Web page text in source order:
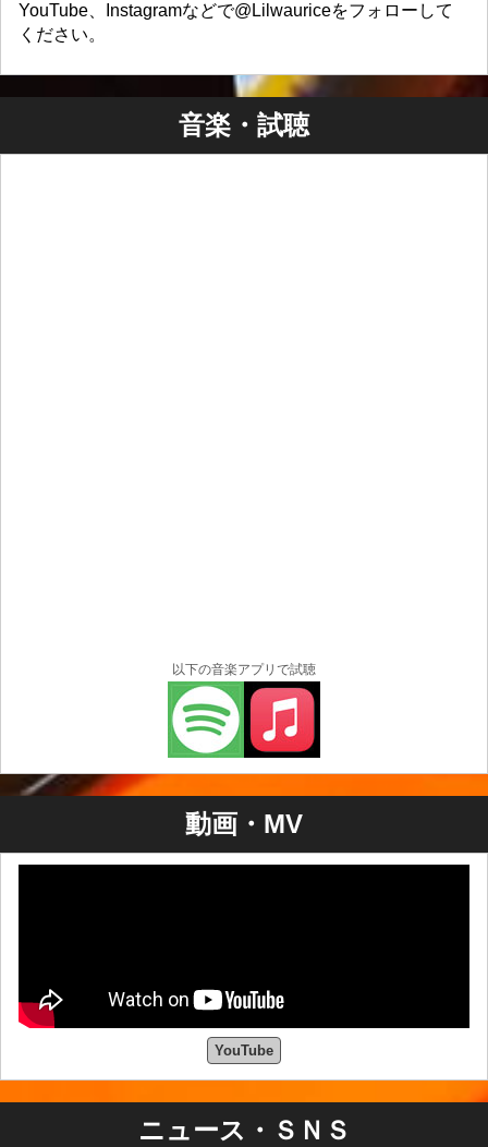
YouTube、Instagramなどで@Lilwauriceをフォローして
ください。
音楽・試聴
以下の音楽アプリで試聴
動画・MV
YouTube
ニュース・ＳＮＳ